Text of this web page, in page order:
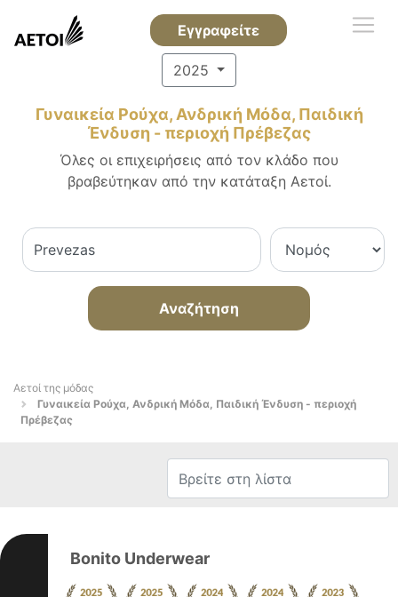
Εγγραφείτε
2025
Γυναικεία Ρούχα, Ανδρική Μόδα, Παιδική
Ένδυση - περιοχή Πρέβεζας
Όλες οι επιχειρήσεις από τον κλάδο που
βραβεύτηκαν από την κατάταξη Αετοί.
Αναζήτηση
Αετοί της μόδας
Γυναικεία Ρούχα, Ανδρική Μόδα, Παιδική Ένδυση - περιοχή
Πρέβεζας
Bonito Underwear